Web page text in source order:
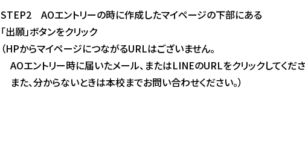
STEP2 AOエントリーの時に作成したマイページの下部にある
「出願」ボタンをクリック
（HPからマイページにつながるURLはございません。
AOエントリー時に届いたメール、またはLINEのURLをクリックしてく
また、分からないときは本校までお問い合わせください。）